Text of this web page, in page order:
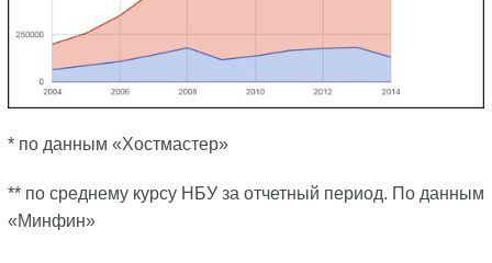
* по данным «Хостмастер»
** по среднему курсу НБУ за отчетный период. По данным
«Минфин»